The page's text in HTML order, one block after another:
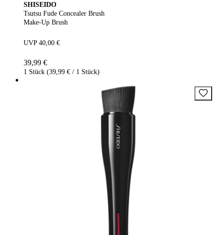
SHISEIDO
Tsutsu Fude Concealer Brush
Make-Up Brush
UVP 40,00 €
39,99 €
1 Stück (39,99 € / 1 Stück)